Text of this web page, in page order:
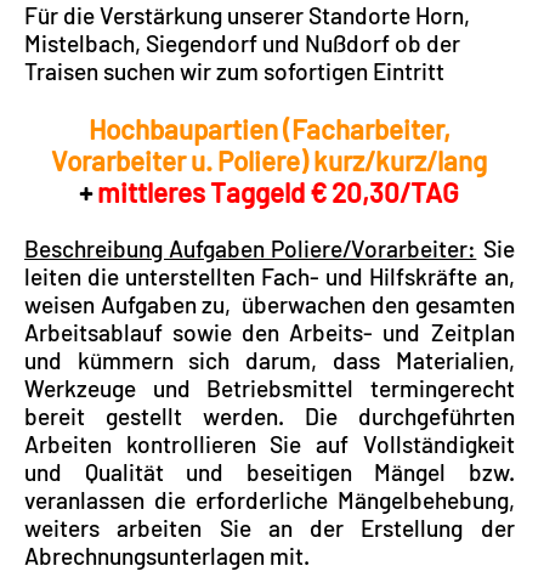
Für die Verstärkung unserer Standorte Horn,
Mistelbach, Siegendorf und Nußdorf ob der
Traisen suchen wir zum sofortigen Eintritt
Hochbaupartien (Facharbeiter,
Vorarbeiter u. Poliere) kurz/kurz/lang
+mittleres Taggeld € 20,30/TAG
Beschreibung Aufgaben Poliere/Vorarbeiter: Sie
leiten die unterstellten Fach- und Hilfskräfte an,
weisen Aufgaben zu, überwachen den gesamten
Arbeitsablauf sowie den Arbeits- und Zeitplan
und kümmern sich darum, dass Materialien,
Werkzeuge und Betriebsmittel termingerecht
bereit gestellt werden. Die durchgeführten
Arbeiten kontrollieren Sie auf Vollständigkeit
und Qualität und beseitigen Mängel bzw.
veranlassen die erforderliche Mängelbehebung,
weiters arbeiten Sie an der Erstellung der
Abrechnungsunterlagen mit.